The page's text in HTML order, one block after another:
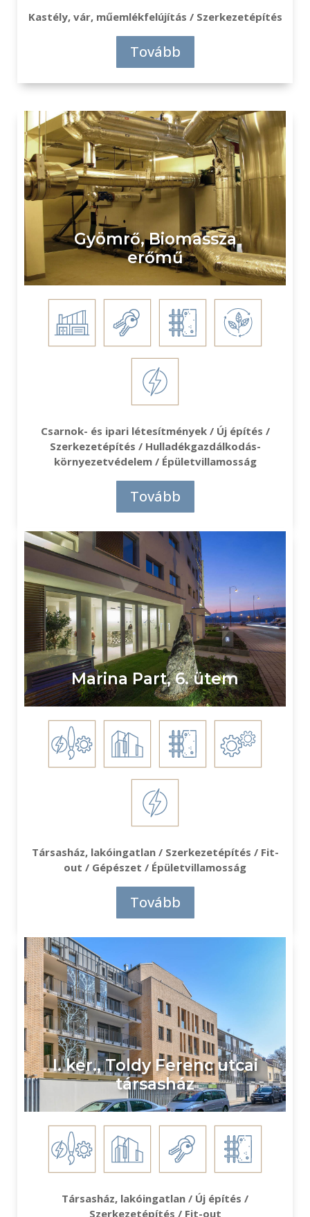
Kastély, vár, műemlékfelújítás / Szerkezetépítés
Tovább
Gyömrő, Biomassza
erőmű
Csarnok- és ipari létesítmények / Új építés /
Szerkezetépítés / Hulladékgazdálkodás-
környezetvédelem / Épületvillamosság
Tovább
Marina Part, 6. ütem
Társasház, lakóingatlan / Szerkezetépítés / Fit-
out / Gépészet / Épületvillamosság
Tovább
I. ker., Toldy Ferenc utcai
társasház
Társasház, lakóingatlan / Új építés /
Szerkezetépítés / Fit-out